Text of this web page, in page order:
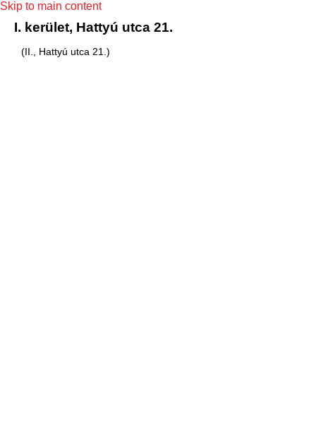
Skip to main content
I. kerület, Hattyú utca 21.
(II., Hattyú utca 21.)